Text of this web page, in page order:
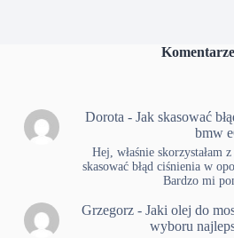
Komentarze
Dorota -Jak skasować
bmw
Hej, właśnie skorzystałam
skasować błąd ciśnienia w
Bardzo mi
Grzegorz- Jaki olej do
wyboru